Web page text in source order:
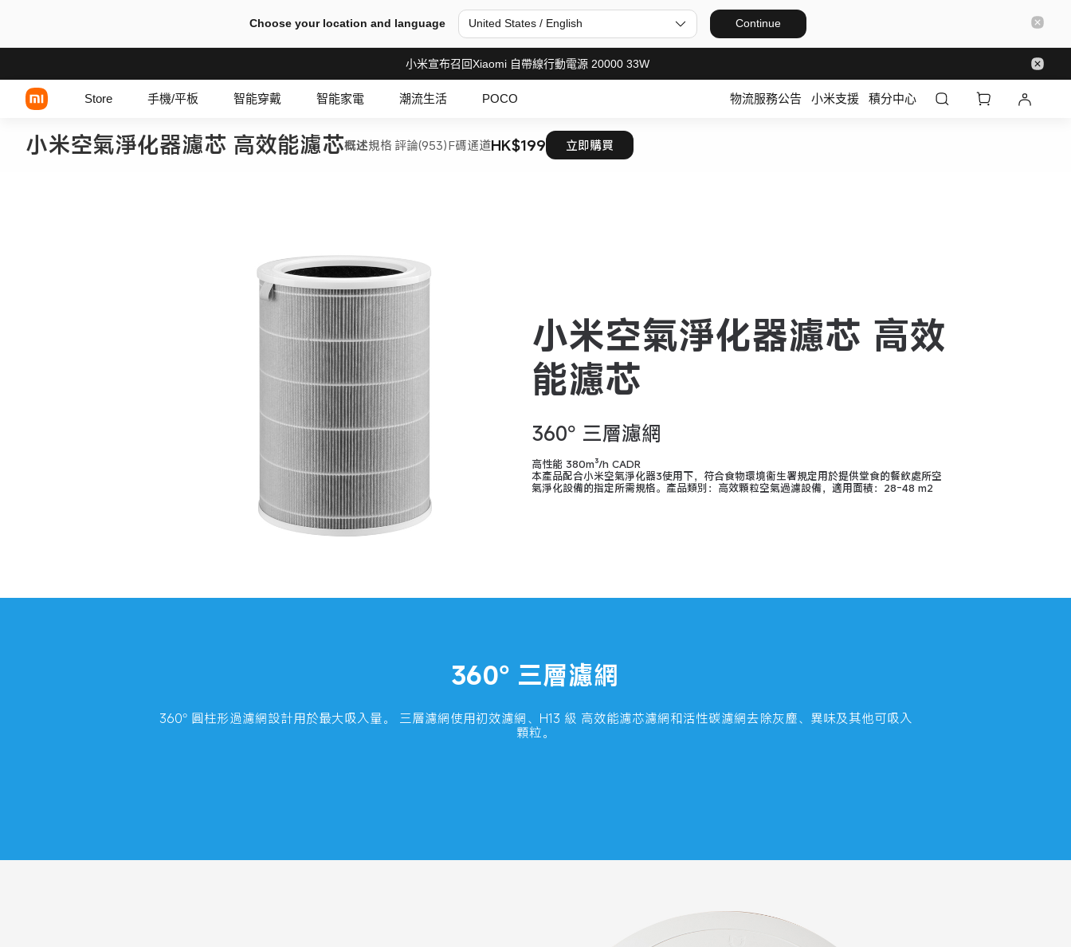
Choose your location and language United States / English Continue
小米宣布召回Xiaomi 自帶線行動電源 20000 33W
Store 手機/平板 智能穿戴 智能家電 潮流生活 POCO 物流服務公告 小米支援 積分中心
小米空氣淨化器濾芯 高效能濾芯概述規格 評論(953)F碼通道HK$199 立即購買
小米空氣淨化器濾芯 高效
能濾芯
360° 三層濾網
高性能 380m³/h CADR
本產品配合小米空氣淨化器3使用下，符合食物環境衞生署規定用於提供堂食的餐飲處所空
氣淨化設備的指定所需規格。產品類別：高效顆粒空氣過濾設備，適用面積：28-48 m2
360° 三層濾網
360° 圓柱形過濾網設計用於最大吸入量。 三層濾網使用初效濾網、H13 級 高效能濾芯濾網和活性碳濾網去除灰塵、異味及其他可吸入
顆粒。